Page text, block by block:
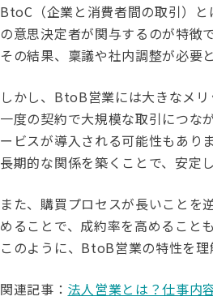
BtoC（企業と消費者間の取引）
の意思決定者が関与するのが特徴で
その結果、稟議や社内調整が必要
しかし、BtoB営業には大きなメリ
一度の契約で大規模な取引につな
ービスが導入される可能性もありま
長期的な関係を築くことで、安定
また、購買プロセスが長いことを
めることで、成約率を高めることも
このように、BtoB営業の特性を理
関連記事： 法人営業とは？仕事内